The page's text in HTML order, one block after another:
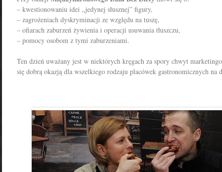
– kwestionowaniu idei „jedynej słusznej” figury,
– zagrożeniach dyskryminacji ze względu na tuszę,
– ofiarach zaburzeń żywienia i operacji usuwania tłuszczu,
– pomocy osobom z tymi zaburzeniami.
Ten dzień uważany jest w niektórych kręgach za spory chwyt
się dobrą okazją dla wszelkiego rodzaju placówek gastronomicznych na